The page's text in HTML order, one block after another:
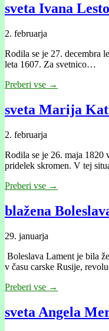
sveta Ivana
2. februarja
Rodila se je 27. decembra
leta 1607. Za svetnico…
Preberi vse →
sveta Marija
2. februarja
Rodila se je 26. maja 1820
pridelek skromen. V tej
Preberi vse →
blažena
29. januarja
Boleslava Lament je bila
v času carske Rusije,
Preberi vse →
sveta Angela